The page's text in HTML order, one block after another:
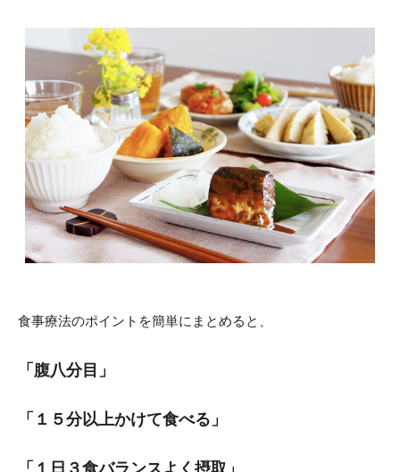
食事療法のポイントを簡単にまとめると、
「腹八分目」
「１５分以上かけて食べる」
「１日３食バランスよく摂取」